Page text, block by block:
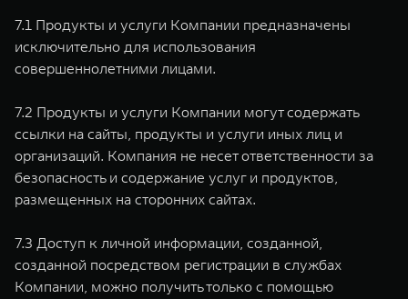
7.1 Продукты и услуги Компании предназначены
исключительно для использования
совершеннолетними лицами.
7.2 Продукты и услуги Компании могут содержать
ссылки на сайты, продукты и услуги иных лиц и
организаций. Компания не несет ответственности за
безопасность и содержание услуг и продуктов,
размещенных на сторонних сайтах.
7.3 Доступ к личной информации, созданной,
созданной посредством регистрации в службах
Компании, можно получить только с помощью